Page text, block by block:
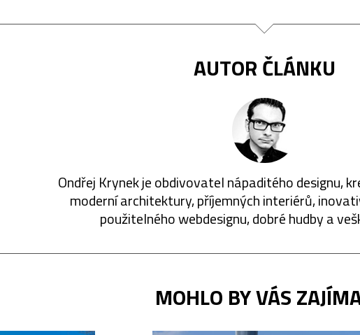
AUTOR ČLÁNKU
Ondřej Krynek je obdivovatel nápaditého designu,
moderní architektury, příjemných interiérů,
použitelného webdesignu, dobré hudby a
MOHLO BY VÁS